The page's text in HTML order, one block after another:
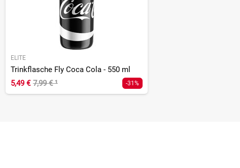
ELITE
Trinkflasche Fly Coca Cola - 550 ml
5,49 € 7,99 €¹ -31%